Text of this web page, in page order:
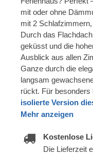
mit oder ohne
mit 2
Durch das
geküsst und die
Ausblick aus allen
Ganze durch die
langsam
rückt. Für
isolierte Version
Mehr anzeigen
Kostenlose
Die Lieferzeit